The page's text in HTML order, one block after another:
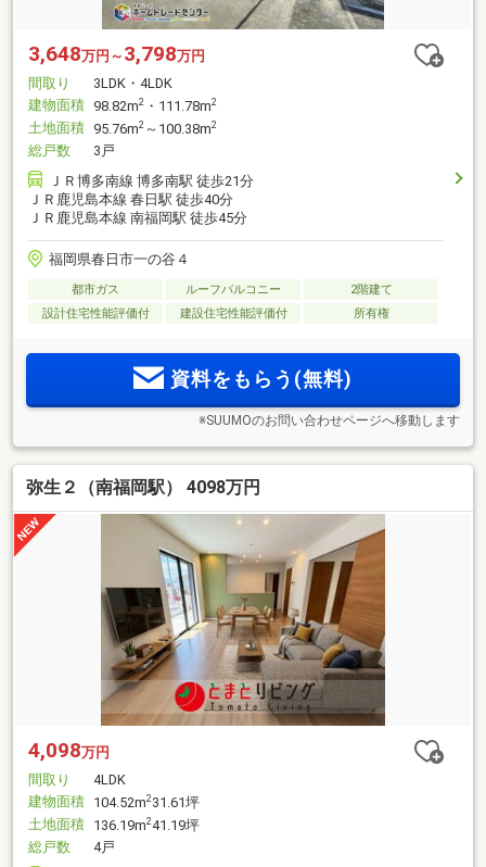
3,648万円～ 3,798万円
間取り
3LDK・4LDK
建物面積 98.82m2 ・111.78m2
土地面積 95.76m2 ～100.38m2
総戸数
3戸
ＪＲ博多南線 博多南駅 徒歩21分
ＪＲ鹿児島本線 春日駅 徒歩40分
ＪＲ鹿児島本線 南福岡駅 徒歩45分
福岡県春日市一の谷４
都市ガス ルーフバルコニー
2階建て
設計住宅性能評価付
建設住宅性能評価付 所有権
資料をもらう(無料)
※SUUMOのお問い合わせページへ移動します
弥生２（南福岡駅） 4098万円
4,098万円
間取り
4LDK
建物面積 104.52m2 31.61坪
土地面積 136.19m241.19坪
総戸数
4戸